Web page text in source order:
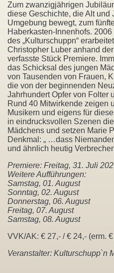
Zum zwanzigjährigen
diese Geschichte, die Alt und
Umgebung bewegt, zum
Haberkasten-Innenhofs.
des „Kulturschuppn“
Christopher Luber anhand
verfasste Stück Premiere.
das Schicksal des jungen
von Tausenden von Frauen,
die von der beginnenden
Jahrhundert Opfer von Folter
Rund 40 Mitwirkende zeigen
Musikern und eigens für
in eindrucksvollen Szenen
Mädchens und setzen Marie
Denkmal: „ …dass
und ähnlich heutig
Premiere: Freitag, 31. Juli
Weitere Aufführungen:
Samstag, 01. August
Sonntag, 02. August
Donnerstag, 06. August
Freitag, 07. August
Samstag, 08. August
VVK/AK: € 27,- / € 24,- (erm.
Veranstalter: Kulturschupp`n